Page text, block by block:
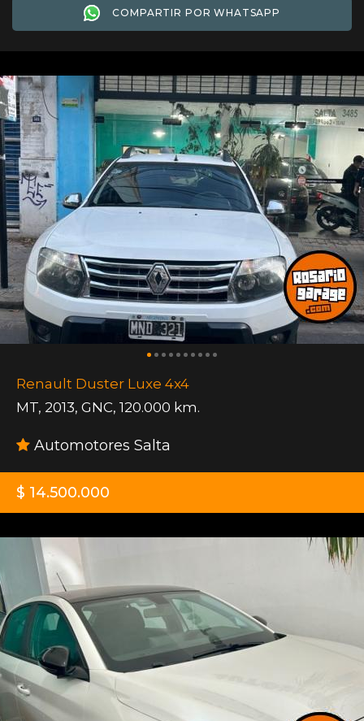
COMPARTIR POR WHATSAPP
Renault Duster Luxe 4x4
MT, 2013, GNC, 120.000 km.
Automotores Salta
$ 14.500.000